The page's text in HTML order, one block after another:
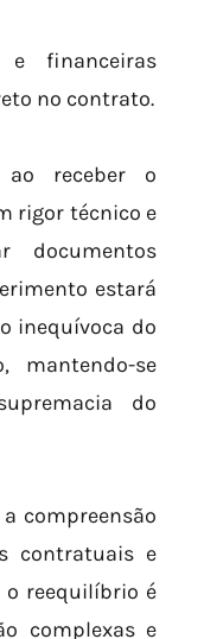
e financeiras
no contrato.
ao receber o
rigor técnico e
documentos
estará
inequívoca do
mantendo-se
do
compreensão
contratuais e
o reequilíbrio é
complexas e